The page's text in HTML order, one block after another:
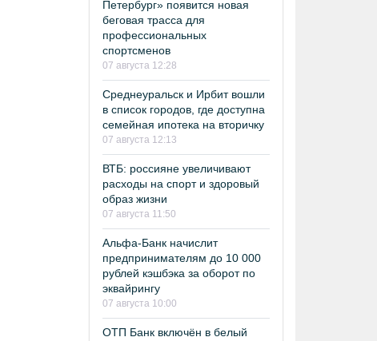
Петербург» появится новая
беговая трасса для
профессиональных
спортсменов
07 августа 12:28
Среднеуральск и Ирбит вошли
в список городов, где доступна
семейная ипотека на вторичку
07 августа 12:13
ВТБ: россияне увеличивают
расходы на спорт и здоровый
образ жизни
07 августа 11:50
Альфа-Банк начислит
предпринимателям до 10 000
рублей кэшбэка за оборот по
эквайрингу
07 августа 10:00
ОТП Банк включён в белый